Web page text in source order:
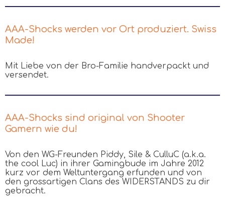
AAA-Shocks werden vor Ort produziert. Swiss
Made!
Mit Liebe von der Bro-Familie handverpackt und
versendet.
AAA-Shocks sind original von Shooter
Gamern wie du!
Von den WG-Freunden Piddy, Sile & CulluC (a.k.a.
the cool Luc) in ihrer Gamingbude im Jahre 2012
kurz vor dem Weltuntergang erfunden und von
den grossartigen Clans des WIDERSTANDS zu dir
gebracht.